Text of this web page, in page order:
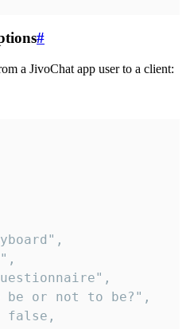
#
a JivoChat app user to a client: